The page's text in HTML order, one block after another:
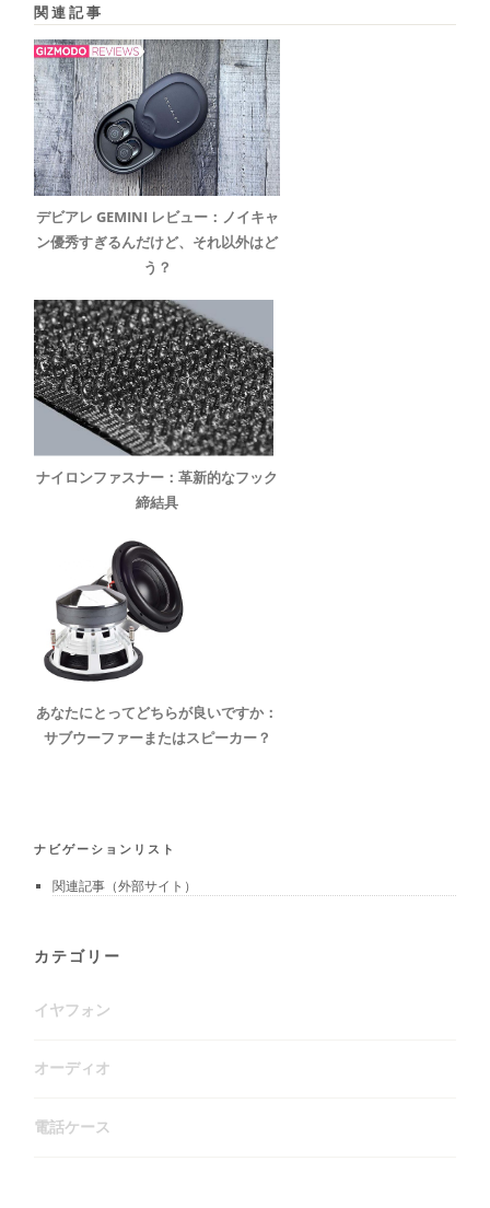
関連記事
デビアレ GEMINI レビュー：ノイキャ
ン優秀すぎるんだけど、それ以外はど
う？
ナイロンファスナー：革新的なフック
締結具
あなたにとってどちらが良いですか：
サブウーファーまたはスピーカー？
ナビゲーションリスト
関連記事（外部サイト）
カテゴリー
イヤフォン
オーディオ
電話ケース